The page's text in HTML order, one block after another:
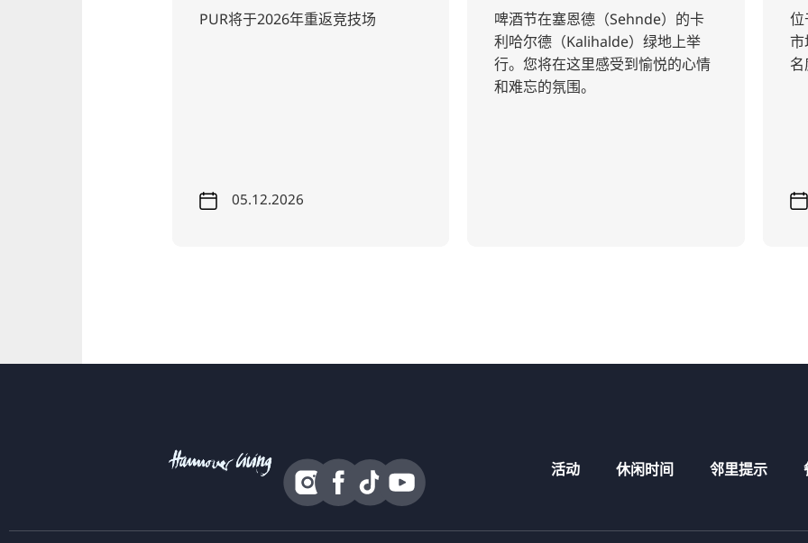
PUR将于2026年重返竞技场
05.12.2026
啤酒节在塞恩德（Sehnde）的卡
利哈尔德（Kalihalde）绿地上举
行。您将在这里感受到愉悦的心情
和难忘的氛围。
位于汉诺
市场是一
名度远远超
活动 休闲时间 邻里提示